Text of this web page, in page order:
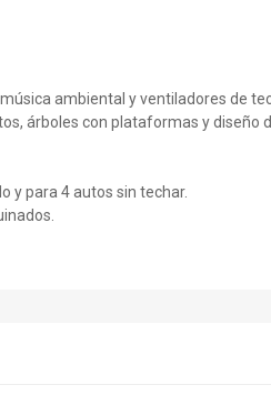
ambiental y ventiladores de
árboles con plataformas y diseño
y para 4 autos sin techar.